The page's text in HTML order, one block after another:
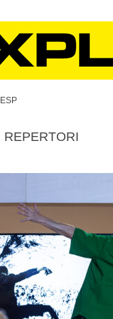
ESP
REPERTORI